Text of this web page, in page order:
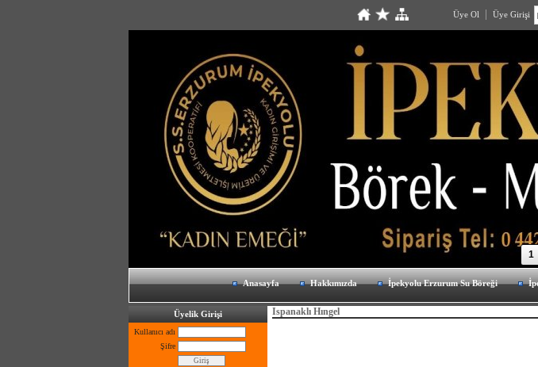
Üye Ol Üye Girişi
1
Anasayfa Hakkımızda İpekyolu Erzurum Su Böreği
Üyelik Girişi
Kullanıcı adı
Şifre
Ispanaklı Hıngel